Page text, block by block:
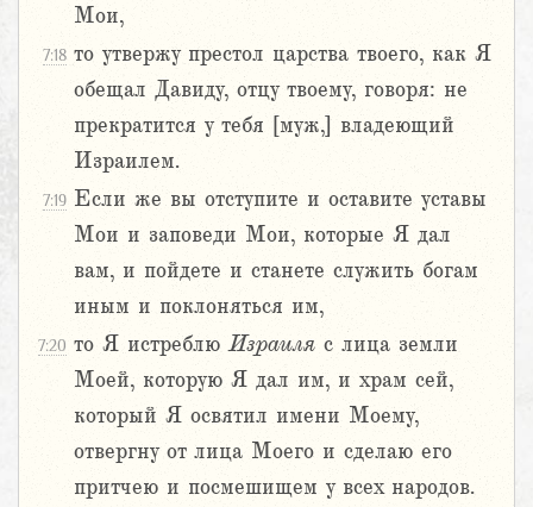
Мои,
7:18 то утвержу престол царства твоего, как Я
обещал Давиду, отцу твоему, говоря: не
прекратится у тебя [муж,] владеющий
Израилем.
7:19 Если же вы отступите и оставите уставы
Мои и заповеди Мои, которые Я дал
вам, и пойдете и станете служить богам
иным и поклоняться им,
7:20 то Я истреблюИзраиля с лица земли
Моей, которую Я дал им, и храм сей,
который Я освятил имени Моему,
отвергну от лица Моего и сделаю его
притчею и посмешищем у всех народов.